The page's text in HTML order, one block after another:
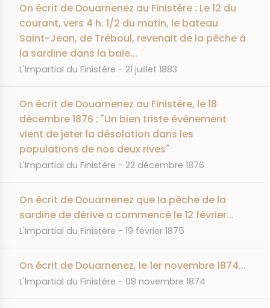
On écrit de Douarnenez au Finistère : Le 12 du
courant, vers 4 h. 1/2 du matin, le bateau
Saint-Jean, de Tréboul, revenait de la pêche à
la sardine dans la baie...
JOURNAL
L'Impartial du Finistère DATE
21 juillet 1883
On écrit de Douarnenez au Finistère, le 18
décembre 1876 : "Un bien triste événement
vient de jeter la désolation dans les
populations de nos deux rives"
JOURNAL
L'Impartial du Finistère DATE
22 décembre 1876
On écrit de Douarnenez que la pêche de la
sardine de dérive a commencé le 12 février...
JOURNAL
L'Impartial du Finistère DATE
19 février 1875
On écrit de Douarnenez, le 1er novembre 1874...
JOURNAL
L'Impartial du Finistère DATE
08 novembre 1874